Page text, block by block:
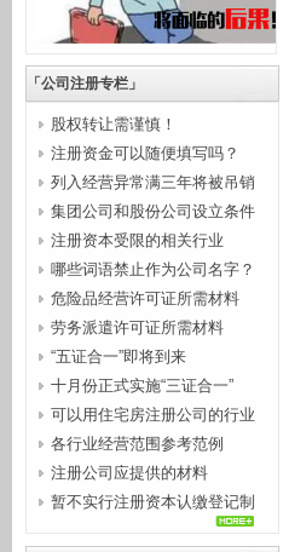
「公司注册专栏」
股权转让需谨慎！
注册资金可以随便填写吗？
列入经营异常满三年将被吊销
营业...
集团公司和股份公司设立条件
注册资本受限的相关行业
哪些词语禁止作为公司名字？
危险品经营许可证所需材料
劳务派遣许可证所需材料
“五证合一”即将到来
十月份正式实施“三证合一”
可以用住宅房注册公司的行业
各行业经营范围参考范例
注册公司应提供的材料
暂不实行注册资本认缴登记制